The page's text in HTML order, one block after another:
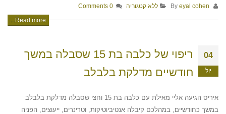
eyal cohen ללא קטגוריה 0 Comments
Read more...
04
יול
ריפוי של כלבה בת 15 שסבלה במשך
חודשיים מדלקת בלבלב
איריס הגיעה אליי מאילת עם כלבה בת 15 וחצי שסבלה מדלקת בלבלב
במשך כחודשיים, במהלכם קיבלה אנטיביוטיקות, וטרינרים, ייעוצים, הפניה